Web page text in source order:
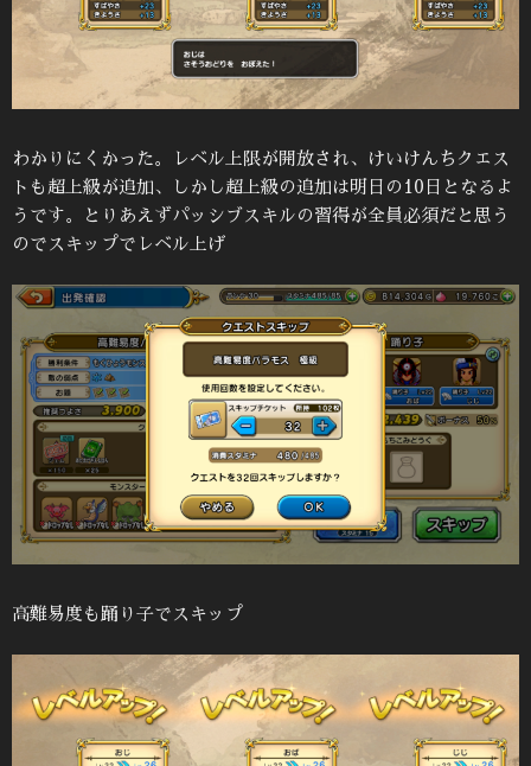
わかりにくかった。レベル上限が開放され、けいけんちクエス
トも超上級が追加、しかし超上級の追加は明日の10日となるよ
うです。とりあえずパッシブスキルの習得が全員必須だと思う
のでスキップでレベル上げ
高難易度も踊り子でスキップ